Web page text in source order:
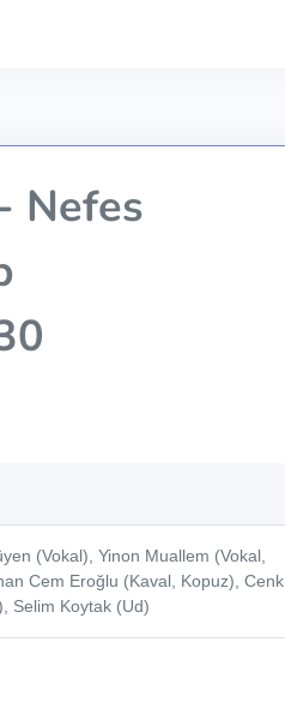
Nefes
(Vokal), Yinon Muallem (Vokal,
Cem Eroğlu (Kaval, Kopuz), Cenk
Selim Koytak (Ud)